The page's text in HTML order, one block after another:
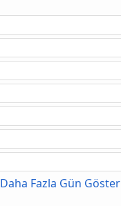
Daha Fazla Gün Göster